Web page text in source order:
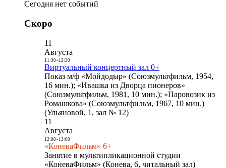
Сегодня нет событий
Скоро
11
Августа
11:30- 12:30
Виртуальный концертный зал 0+
Показ м/ф «Мойдодыр» (Союзмультфильм, 1954,
16 мин.); «Ивашка из Дворца пионеров»
(Союзмультфильм, 1981, 10 мин.); «Паровозик из
Ромашкова» (Союзмультфильм, 1967, 10 мин.)
(Ульяновой, 1, зал № 12)
11
Августа
12:00- 13:00
«КоневаФильм» 6+
Занятие в мультипликационной студии
«КоневаФильм» (Конева, 6, читальный зал)